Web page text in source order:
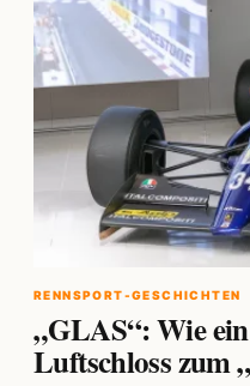
RENNSPORT-GESCHICHTEN
„GLAS“: Wie
Luftschloss zum